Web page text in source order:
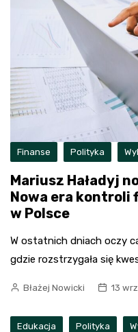
Finanse Polityka
Mariusz Haładyj
Nowa era kontroli
w Polsce
W ostatnich dniach oczy
gdzie rozstrzygała się
Błażej Nowicki 13
Edukacja Polityka